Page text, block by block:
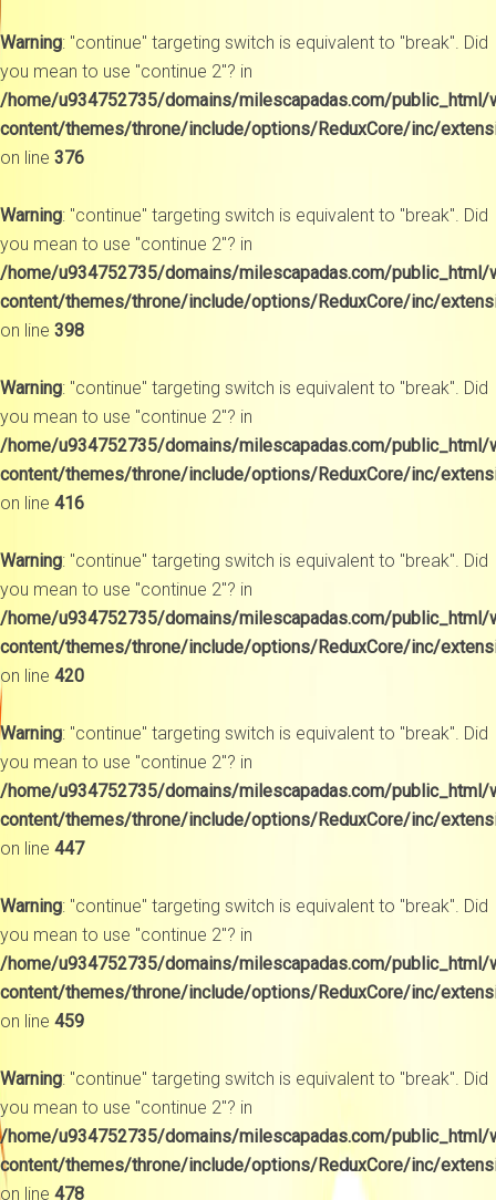
Warning: "continue" targeting switch is equivalent to "break". Did
you mean to use "continue 2"? in
/home/u934752735/domains/milescapadas.com/public_html/
content/themes/throne/include/options/ReduxCore/inc/
on line 376
Warning: "continue" targeting switch is equivalent to "break". Did
you mean to use "continue 2"? in
/home/u934752735/domains/milescapadas.com/public_html/
content/themes/throne/include/options/ReduxCore/inc/
on line 398
Warning: "continue" targeting switch is equivalent to "break". Did
you mean to use "continue 2"? in
/home/u934752735/domains/milescapadas.com/public_html/
content/themes/throne/include/options/ReduxCore/inc/
on line 416
Warning: "continue" targeting switch is equivalent to "break". Did
you mean to use "continue 2"? in
/home/u934752735/domains/milescapadas.com/public_html/
content/themes/throne/include/options/ReduxCore/inc/
on line 420
Warning: "continue" targeting switch is equivalent to "break". Did
you mean to use "continue 2"? in
/home/u934752735/domains/milescapadas.com/public_html/
content/themes/throne/include/options/ReduxCore/inc/
on line 447
Warning: "continue" targeting switch is equivalent to "break". Did
you mean to use "continue 2"? in
/home/u934752735/domains/milescapadas.com/public_html/
content/themes/throne/include/options/ReduxCore/inc/
on line 459
Warning: "continue" targeting switch is equivalent to "break". Did
you mean to use "continue 2"? in
/home/u934752735/domains/milescapadas.com/public_html/
content/themes/throne/include/options/ReduxCore/inc/
on line 478